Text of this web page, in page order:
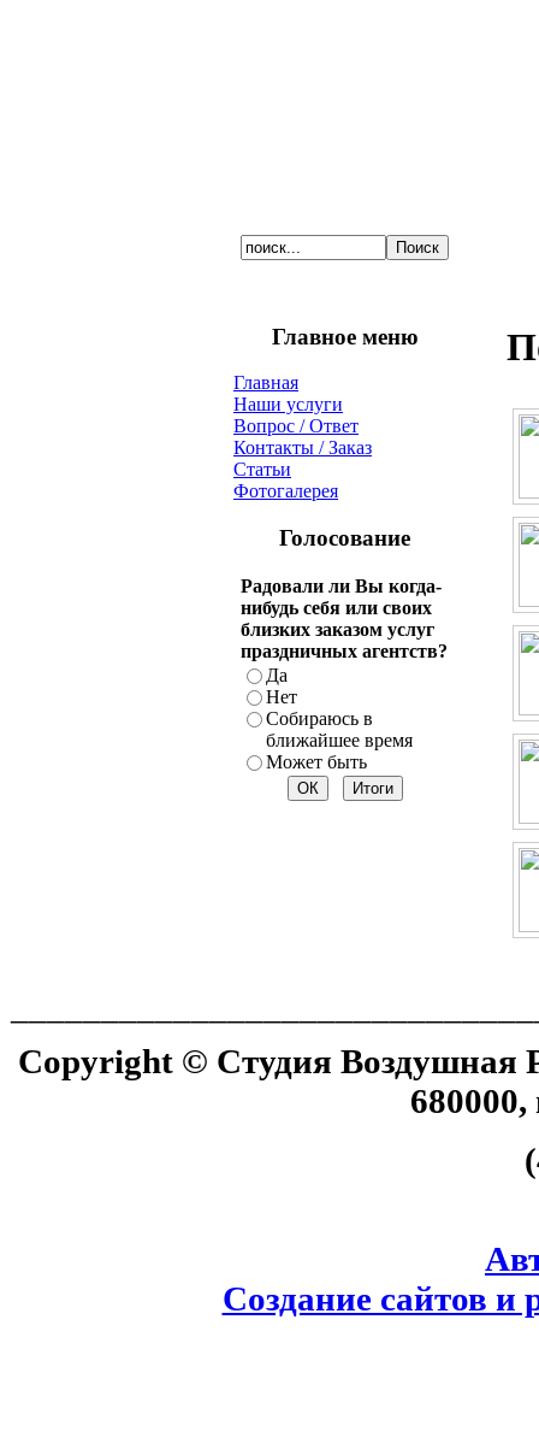
Главное меню
Главная
Наши услуги
Вопрос / Ответ
Контакты / Заказ
Статьи
Фотогалерея
Голосование
Радовали ли Вы когда-
нибудь себя или своих
близких заказом услуг
праздничных агентств?
Да
Нет
Собираюсь в
ближайшее время
Может быть
Copyright © Cтудия Воздушная
680000,
Создание сайтов